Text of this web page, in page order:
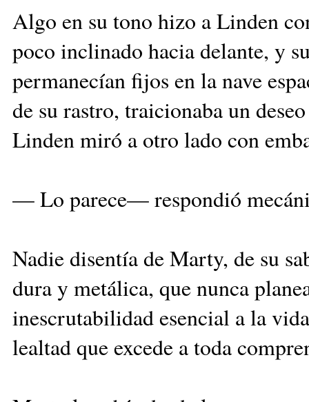
Algo en su tono hizo a Linden
poco inclinado hacia delante, y
permanecían fijos en la nave
de su rastro, traicionaba un
Linden miró a otro lado con
— Lo parece— respondió
Nadie disentía de Marty, de su
dura y metálica, que nunca
inescrutabilidad esencial a la
lealtad que excede a toda